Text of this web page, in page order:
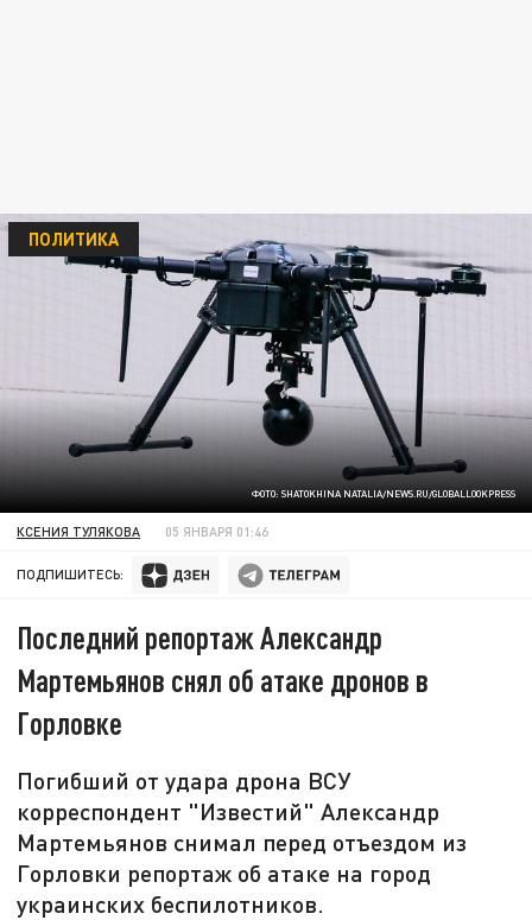
ФОТО: SHATOKHINA NATALIA/NEWS.RU/GLOBALLOOKPRESS
ПОЛИТИКА
КСЕНИЯ ТУЛЯКОВА 05 ЯНВАРЯ 01:46
ПОДПИШИТЕСЬ:
Последний репортаж Александр
Мартемьянов снял об атаке дронов в
Горловке
Погибший от удара дрона ВСУ
корреспондент "Известий" Александр
Мартемьянов снимал перед отъездом из
Горловки репортаж об атаке на город
украинских беспилотников.